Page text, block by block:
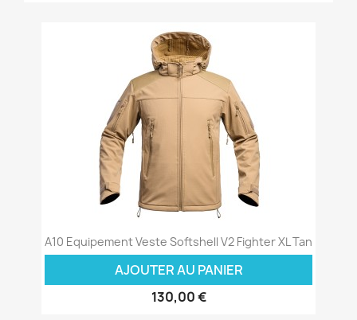
A10 Equipement Veste Softshell V2 Fighter XL Tan
AJOUTER AU PANIER
130,00 €